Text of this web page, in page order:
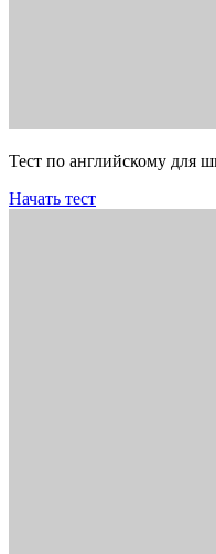
Тест по английскому для
Начать тест